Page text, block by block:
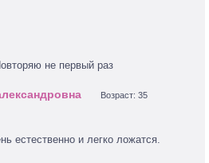
не первый раз
Возраст: 35
естественно и легко ложатся.